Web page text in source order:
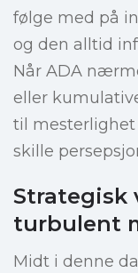
følge med på
og den alltid
Når ADA
eller
til
skille
Strategisk
turbulent
Midt i denne